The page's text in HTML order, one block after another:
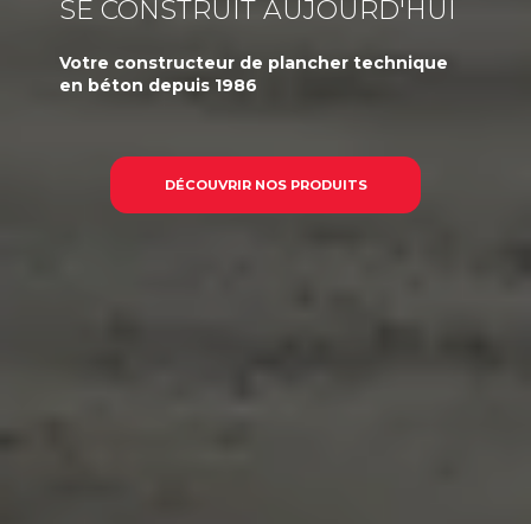
SE CONSTRUIT AUJOURD'HUI
Votre constructeur de plancher technique
en béton depuis 1986
DÉCOUVRIR NOS PRODUITS